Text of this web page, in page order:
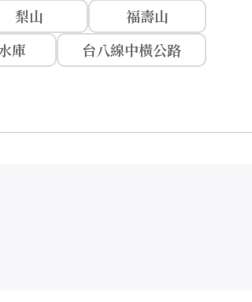
梨山
福壽山
庫
台八線中橫公路